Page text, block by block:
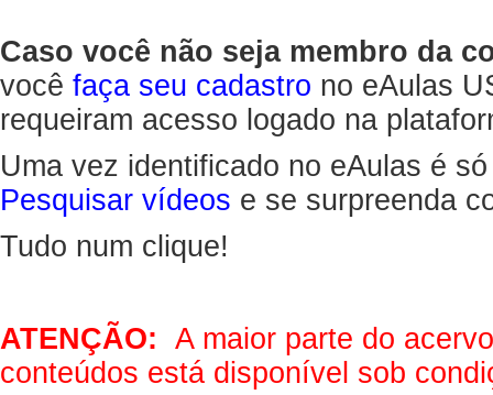
Caso você não seja membro da
você faça seu cadastro no eAulas
requeiram acesso logado na
Uma vez identificado no eAulas é
Pesquisar vídeos e se surpreenda
Tudo num clique!
ATENÇÃO: A maior parte do
conteúdos está disponível sob